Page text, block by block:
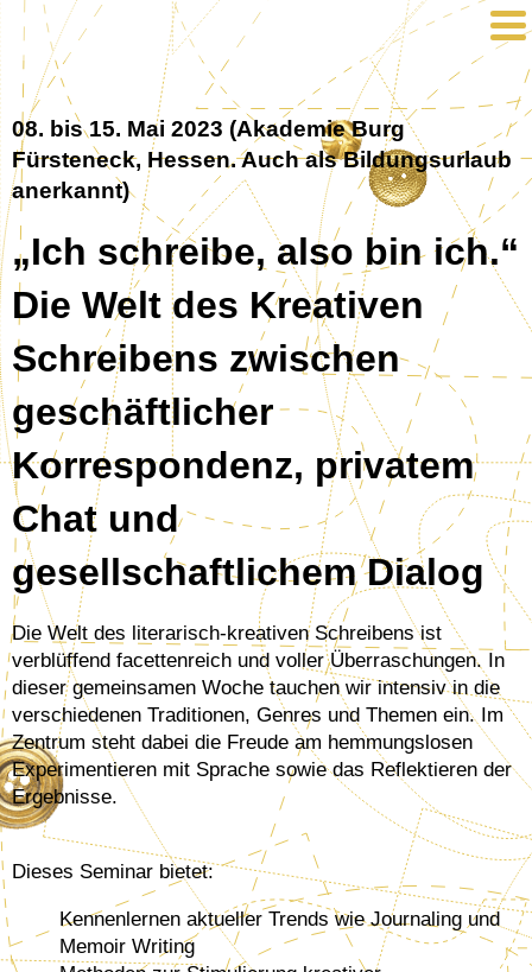
08. bis 15. Mai 2023 (Akademie Burg
Fürsteneck, Hessen. Auch als Bildungsurlaub
anerkannt)
„Ich schreibe, also bin ich.“
Die Welt des Kreativen
Schreibens zwischen
geschäftlicher
Korrespondenz, privatem
Chat und
gesellschaftlichem Dialog
Die Welt des literarisch-kreativen Schreibens ist
verblüffend facettenreich und voller Überraschungen. In
dieser gemeinsamen Woche tauchen wir intensiv in die
verschiedenen Traditionen, Genres und Themen ein. Im
Zentrum steht dabei die Freude am hemmungslosen
Experimentieren mit Sprache sowie das Reflektieren der
Ergebnisse.
Dieses Seminar bietet:
Kennenlernen aktueller Trends wie Journaling und
Memoir Writing